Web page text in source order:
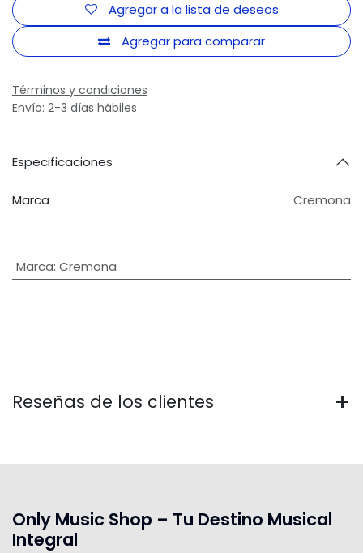
Agregar para comparar
Agregar a la lista de deseos
Términos y condiciones
Envío: 2-3 días hábiles
Especificaciones
Marca Cremona
Marca: Cremona
Reseñas de los clientes
Only Music Shop – Tu Destino Musical
Integral